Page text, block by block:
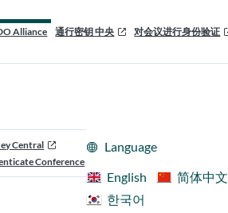
Alliance 通行密钥 中央 对会议进行身份验证
Central
Conference
Language
English
简体中文
한국어